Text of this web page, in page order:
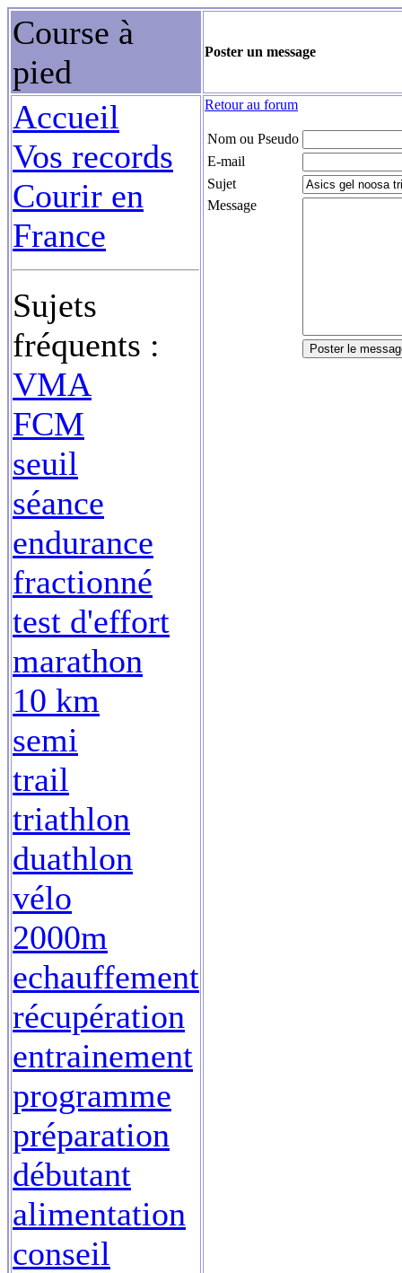
Course à
pied
Poster un message
Accueil
Vos records
Courir en
France
Sujets
fréquents :
VMA
FCM
seuil
séance
endurance
fractionné
test d'effort
marathon
10 km
semi
trail
triathlon
duathlon
vélo
2000m
echauffement
récupération
entrainement
programme
préparation
débutant
alimentation
conseil
Retour au forum
Nom ou Pseudo
E-mail
Sujet
Message